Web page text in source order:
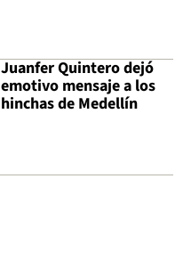
Juanfer Quintero dejó
emotivo mensaje a los
hinchas de Medellín